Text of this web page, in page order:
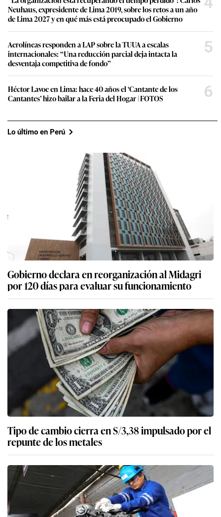
Neuhaus, expresidente de Lima 2019, sobre los retos a un año
de Lima 2027 y en qué más está preocupado el Gobierno
Aerolíneas responden a LAP sobre la TUUA a escalas
internacionales: “Una reducción parcial deja intacta la
desventaja competitiva de fondo”
5
Héctor Lavoe en Lima: hace 40 años el ‘Cantante de los
Cantantes’ hizo bailar a la Feria del Hogar | FOTOS
6
Lo último en Perú
Gobierno declara en reorganización al Midagri
por 120 días para evaluar su funcionamiento
Tipo de cambio cierra en S/3,38 impulsado por el
repunte de los metales